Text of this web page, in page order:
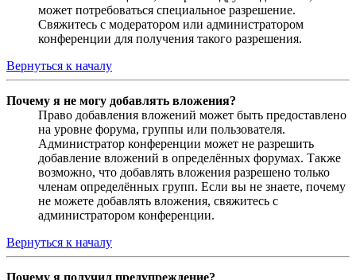
может потребоваться специальное разрешение.
Свяжитесь с модератором или администратором
конференции для получения такого разрешения.
Вернуться к началу
Почему я не могу добавлять вложения?
Право добавления вложений может быть предоставлено
на уровне форума, группы или пользователя.
Администратор конференции может не разрешить
добавление вложений в определённых форумах. Также
возможно, что добавлять вложения разрешено только
членам определённых групп. Если вы не знаете, почему
не можете добавлять вложения, свяжитесь с
администратором конференции.
Вернуться к началу
Почему я получил предупреждение?